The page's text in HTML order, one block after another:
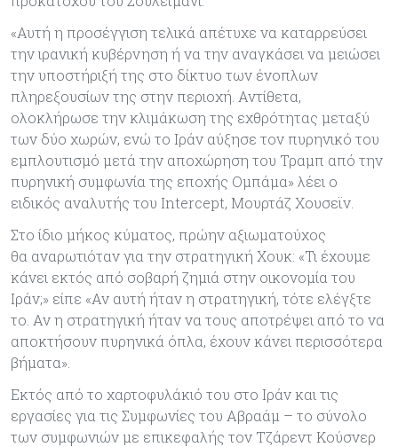
«Αυτή η προσέγγιση τελικά απέτυχε να καταρρεύσει
την ιρανική κυβέρνηση ή να την αναγκάσει να μειώσει
την υποστήριξή της στο δίκτυο των ένοπλων
πληρεξουσίων της στην περιοχή. Αντίθετα,
ολοκλήρωσε την κλιμάκωση της εχθρότητας μεταξύ
των δύο χωρών, ενώ το Ιράν αύξησε τον πυρηνικό του
εμπλουτισμό μετά την αποχώρηση του Τραμπ από την
πυρηνική συμφωνία της εποχής Ομπάμα» λέει ο
ειδικός αναλυτής του Intercept, Μουρτάζ Χουσεϊν.
Στο ίδιο μήκος κύματος, πρώην αξιωματούχος
θα αναρωτιόταν για την στρατηγική Χουκ: «Τι έχουμε
κάνει εκτός από σοβαρή ζημιά στην οικονομία του
Ιράν;» είπε «Αν αυτή ήταν η στρατηγική, τότε ελέγξτε
το. Αν η στρατηγική ήταν να τους αποτρέψει από το να
αποκτήσουν πυρηνικά όπλα, έχουν κάνει περισσότερα
βήματα».
Εκτός από το χαρτοφυλάκιό του στο Ιράν και τις
εργασίες για τις Συμφωνίες του Αβραάμ – το σύνολο
των συμφωνιών με επικεφαλής τον Τζάρεντ Κούσνερ